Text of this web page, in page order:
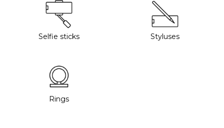
Selfie sticks Styluses
Rings